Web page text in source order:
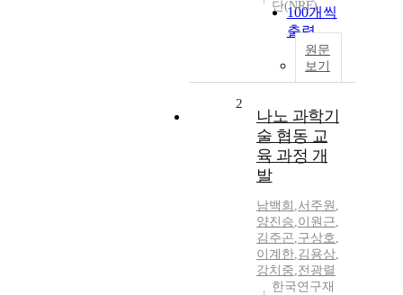
100개씩
출력
단(NRF)
원문
보기
2
나노 과학기
술 협동 교
육 과정 개
발
남백희 ,서주원 ,
양진승,이원근,
김주곤,구상호,
이계한,김용상,
강치중,전광렬
한국연구재